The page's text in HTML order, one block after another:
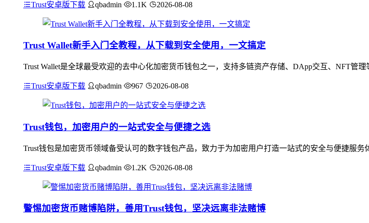
Trust安卓版下载 qbadmin 1.1K 2026-08-08
Trust Wallet新手入门全教程，从下载到安全使用，一文搞定
Trust Wallet是全球最受欢迎的去中心化加密货币钱包之一，支持多链资产存储、DApp交互、NFT管
Trust安卓版下载 qbadmin 967 2026-08-08
Trust钱包，加密用户的一站式安全与便捷之选
Trust钱包是加密货币领域备受认可的数字钱包产品，致力于为加密用户打造一站式的安全与便捷服
Trust安卓版下载 qbadmin 1.2K 2026-08-08
警惕加密货币赌博陷阱，善用Trust钱包，坚决远离非法赌博